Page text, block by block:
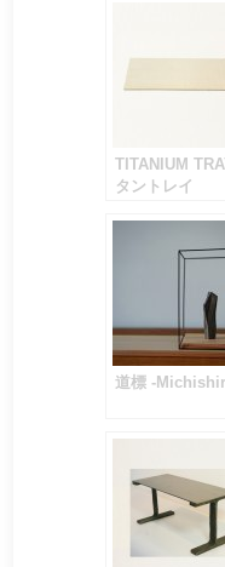
TITANIUM
タントレイ
道標 -